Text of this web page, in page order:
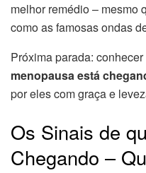
melhor remédio – mesmo
como as famosas ondas
Próxima parada: conhecer
menopausa está
por eles com graça e
Os Sinais de
Chegando –